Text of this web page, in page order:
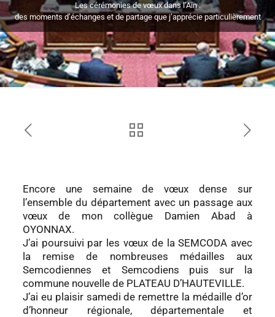
Les cérémonies de vœux dans l’Ain :
des moments d’échanges et de partage que j’apprécie particulièrement
Encore une semaine de vœux dense sur
l’ensemble du département avec un passage aux
vœux de mon collègue Damien Abad à
OYONNAX.
J’ai poursuivi par les vœux de la SEMCODA avec
la remise de nombreuses médailles aux
Semcodiennes et Semcodiens puis sur la
commune nouvelle de PLATEAU D’HAUTEVILLE.
J’ai eu plaisir samedi de remettre la médaille d’or
d’honneur régionale, départementale et